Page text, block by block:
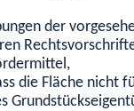
der
die Fläche nicht